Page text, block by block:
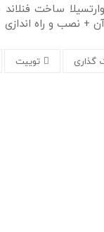
ساخت
+ نصب و راه اندازی
گذاری توییت